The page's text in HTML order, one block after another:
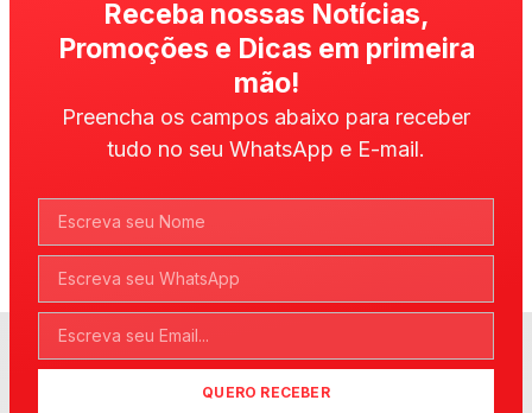
Receba nossas Notícias,
Promoções e Dicas em primeira
mão!
Preencha os campos abaixo para receber
tudo no seu WhatsApp e E-mail.
QUERO RECEBER